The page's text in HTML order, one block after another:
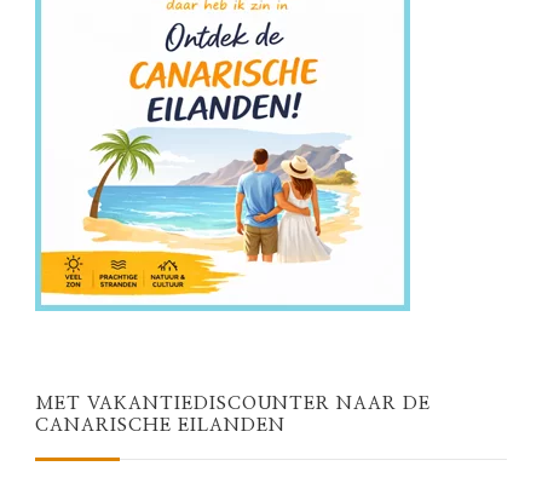
MET VAKANTIEDISCOUNTER NAAR DE
CANARISCHE EILANDEN